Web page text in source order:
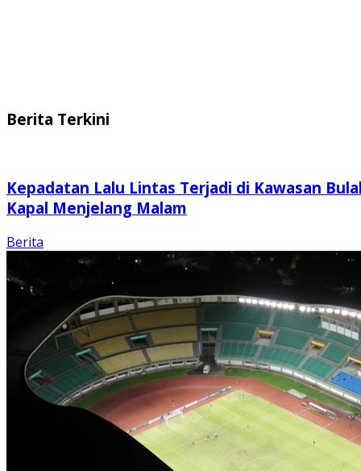
Berita Terkini
Kepadatan Lalu Lintas Terjadi di Kawasan
Kapal Menjelang Malam
Berita